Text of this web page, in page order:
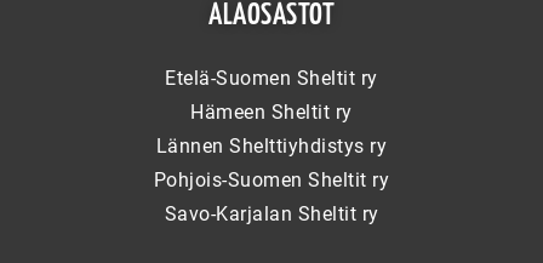
ALAOSASTOT
Etelä-Suomen Sheltit ry
Hämeen Sheltit ry
Lännen Shelttiyhdistys ry
Pohjois-Suomen Sheltit ry
Savo-Karjalan Sheltit ry